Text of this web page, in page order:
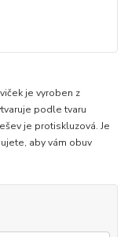
je vyroben z
podle tvaru
je protiskluzová. Je
aby vám obuv